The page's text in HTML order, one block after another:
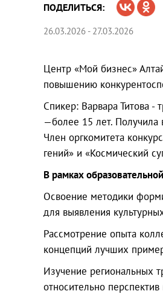
ПОДЕЛИТЬСЯ:
26.03.2026 - 27.03.2026
Центр «Мой бизнес»
повышению
Спикер: Варвара Титова -
—более 15 лет.
Член оргкомитета
гений» и «Космический
В рамках
Освоение методики
для выявления
Рассмотрение опыта
концепций лучших
Изучение региональных
относительно